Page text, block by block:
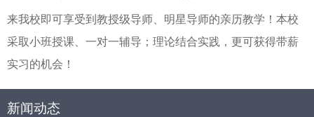
来我校即可享受到教授级导师、明星导师的亲历教学！本校
采取小班授课、一对一辅导；理论结合实践，更可获得带薪
实习的机会！
新闻动态